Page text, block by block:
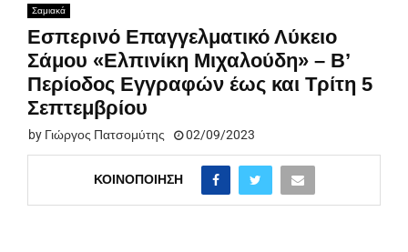
Σαμιακά
Εσπερινό Επαγγελματικό Λύκειο
Σάμου «Ελπινίκη Μιχαλούδη» – Β’
Περίοδος Εγγραφών έως και Τρίτη 5
Σεπτεμβρίου
by Γιώργος Πατσομύτης 02/09/2023
ΚΟΙΝΟΠΟΊΗΣΗ